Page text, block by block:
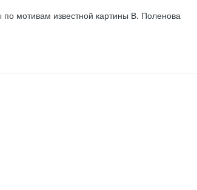
мотивам известной картины В. Поленова